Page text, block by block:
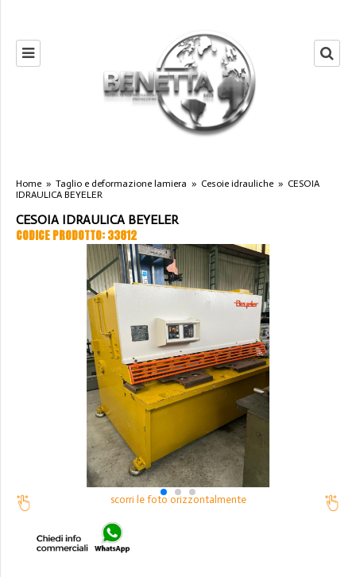
Home » Taglio e deformazione lamiera » Cesoie idrauliche » CESOIA
IDRAULICA BEYELER
CESOIA IDRAULICA BEYELER
CODICE PRODOTTO: 33812
scorri le foto orizzontalmente